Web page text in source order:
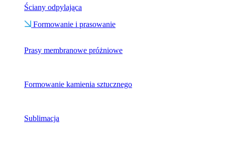
Ściany odpylająca
Formowanie i prasowanie
Prasy membranowe próżniowe
Formowanie kamienia sztucznego
Sublimacja